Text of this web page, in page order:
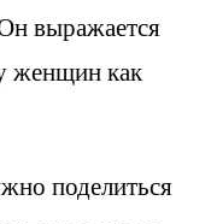
выражается
женщин как
поделиться